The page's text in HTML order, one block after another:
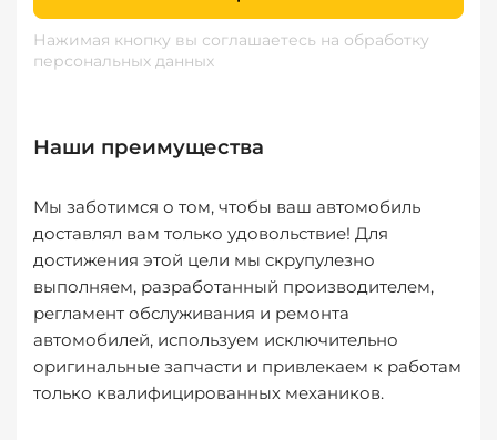
Нажимая кнопку вы соглашаетесь на обработку
персональных данных
Наши преимущества
Мы заботимся о том, чтобы ваш автомобиль
доставлял вам только удовольствие! Для
достижения этой цели мы скрупулезно
выполняем, разработанный производителем,
регламент обслуживания и ремонта
автомобилей, используем исключительно
оригинальные запчасти и привлекаем к работам
только квалифицированных механиков.